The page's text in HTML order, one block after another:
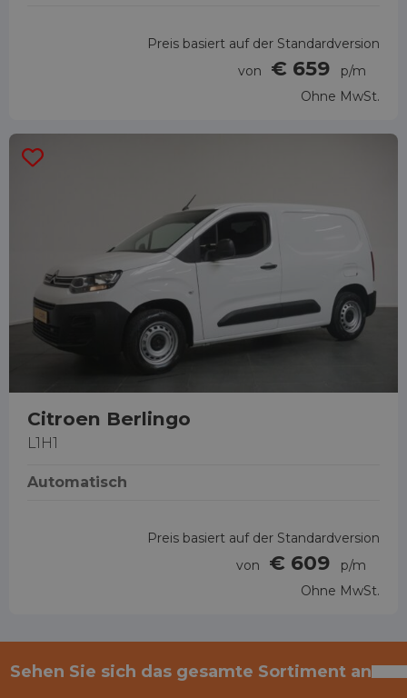
Preis basiert auf der Standardversion
von
€ 659
p/m
Ohne MwSt.
Citroen Berlingo
L1H1
Automatisch
Preis basiert auf der Standardversion
von
€ 609
p/m
Ohne MwSt.
Sehen Sie sich das gesamte Sortiment an